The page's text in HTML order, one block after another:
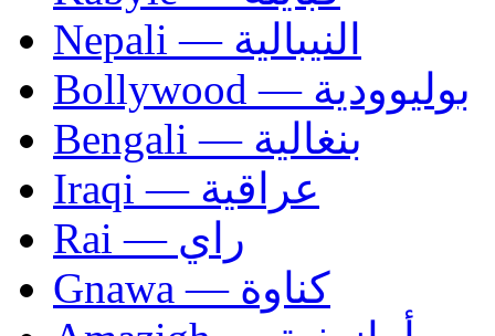
Nepali — النيبالية
Bollywood — بوليوودية
Bengali — بنغالية
Iraqi — عراقية
Rai — راي
Gnawa — كناوة